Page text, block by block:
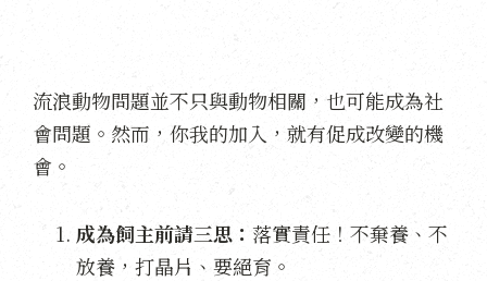
流浪動物問題並不只與動物相關，也可能成為社
會問題。然而，你我的加入，就有促成改變的機
會。
成為飼主前請三思： 落實責任！不棄養、不
放養，打晶片、要絕育。